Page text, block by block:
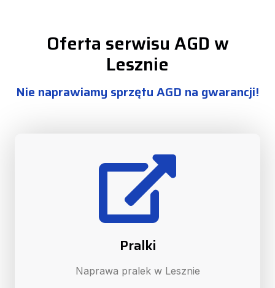
Oferta serwisu AGD w
Lesznie
Nie naprawiamy sprzętu AGD na gwarancji!
Pralki
Naprawa pralek w Lesznie